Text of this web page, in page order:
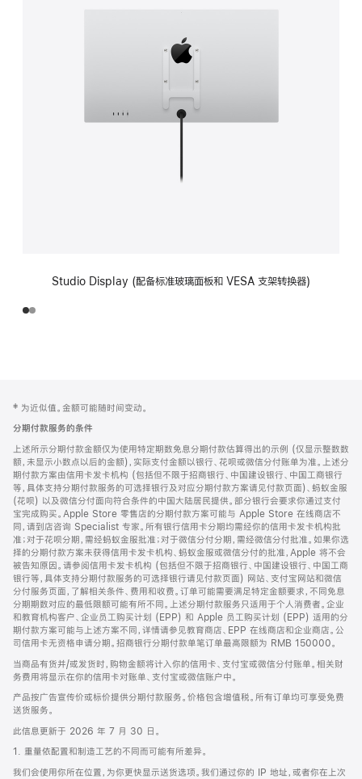
Studio Display (配备标准玻璃面板和 VESA 支架转换器)
页
页
脚
注
‡ 为近似值。金额可能随时间变动。
分期付款服务的条件
上述所示分期付款金额仅为使用特定期数免息分期付款估算得出的示例 (仅显示整数数
额，未显示小数点以后的金额)，实际支付金额以银行、花呗或微信分付账单为准。上述分
期付款方案由信用卡发卡机构 (包括但不限于招商银行、中国建设银行、中国工商银行
等，具体支持分期付款服务的可选择银行及对应分期付款方案请见付款页面)、蚂蚁金服
(花呗) 以及微信分付面向符合条件的中国大陆居民提供。部分银行会要求你通过支付
宝完成购买。Apple Store 零售店的分期付款方案可能与 Apple Store 在线商店不
同，请到店咨询 Specialist 专家。所有银行信用卡分期均需经你的信用卡发卡机构批
准；对于花呗分期，需经蚂蚁金服批准；对于微信分付分期，需经微信分付批准。如果你选
择的分期付款方案未获得信用卡发卡机构、蚂蚁金服或微信分付的批准，Apple 将不会
被告知原因。请参阅信用卡发卡机构 (包括但不限于招商银行、中国建设银行、中国工商
银行等，具体支持分期付款服务的可选择银行请见付款页面) 网站、支付宝网站和微信
分付服务页面，了解相关条件、费用和收费。订单可能需要满足特定金额要求，不同免息
分期期数对应的最低限额可能有所不同。上述分期付款服务只适用于个人消费者。企业
和教育机构客户、企业员工购买计划 (EPP) 和 Apple 员工购买计划 (EPP) 适用的分
期付款方案可能与上述方案不同，详情请参见教育商店、EPP 在线商店和企业商店。公
司信用卡无资格申请分期。招商银行分期付款单笔订单最高限额为 RMB 150000。
当商品有货并/或发货时，购物金额将计入你的信用卡、支付宝或微信分付账单。相关财
务费用将显示在你的信用卡对账单、支付宝或微信账户中。
产品按广告宣传价或标价提供分期付款服务。价格包含增值税。所有订单均可享受免费
送货服务。
此信息更新于 2026 年 7 月 30 日。
1. 重量依配置和制造工艺的不同而可能有所差异。
我们会使用你所在位置，为你更快显示送货选项。我们通过你的 IP 地址，或者你在上次